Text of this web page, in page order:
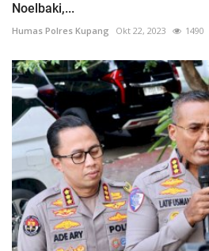
Noelbaki,...
Humas Polres Kupang Okt 22, 2023 1490